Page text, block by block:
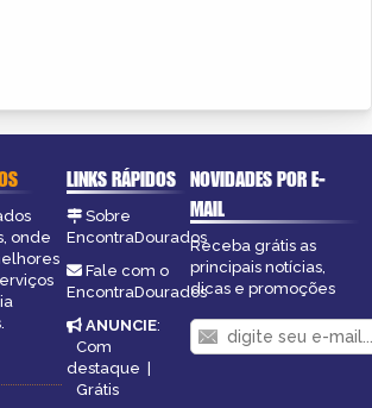
onde
LINKS RÁPIDOS
Sobre
EncontraDourados
Fale com o
EncontraDourados
ANUNCIE:
Com
destaque
Grátis
NOVIDADES POR E-
MAIL
Receba grátis as
principais notícias,
dicas e promoções